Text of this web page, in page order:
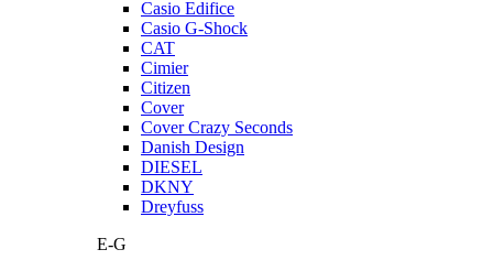
Casio Edifice
Casio G-Shock
CAT
Cimier
Citizen
Cover
Cover Crazy Seconds
Danish Design
DIESEL
DKNY
Dreyfuss
E-G